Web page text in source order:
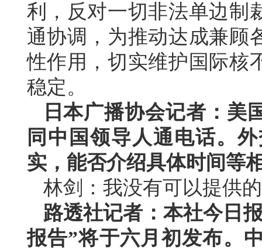
利，反对一切非法单边制
通协调，为推动达成兼顾
性作用，切实维护国际核
稳定。
日本广播协会记者：美
同中国领导人通电话。
实，能否介绍具体时间等
林剑：我没有可以提供
路透社记者：本社今日
报告”将于六月初发布。